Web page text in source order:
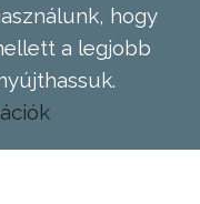
hogy
a legjobb